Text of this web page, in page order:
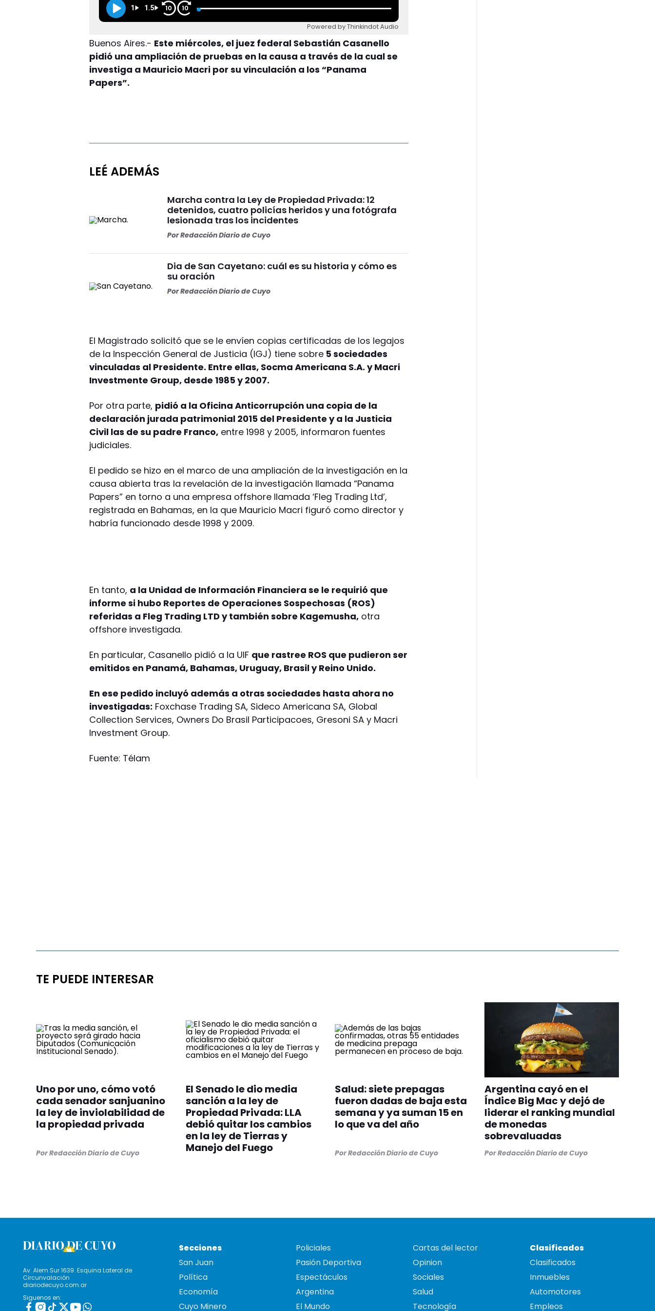
1 1.5 10 10
Powered by Thinkindot Audio
Buenos Aires.- Este miércoles, el juez federal Sebastián Casanello
pidió una ampliación de pruebas en la causa a través de la cual se
investiga a Mauricio Macri por su vinculación a los “Panama
Papers”.
LEÉ ADEMÁS
Marcha contra la Ley de Propiedad Privada: 12
detenidos, cuatro policías heridos y una fotógrafa
lesionada tras los incidentes
PorRedacción Diario de Cuyo
Dia de San Cayetano: cuál es su historia y cómo es
su oración
PorRedacción Diario de Cuyo
El Magistrado solicitó que se le envíen copias certificadas de los legajos
de la Inspección General de Justicia (IGJ) tiene sobre 5 sociedades
vinculadas al Presidente. Entre ellas, Socma Americana S.A. y Macri
Investmente Group, desde 1985 y 2007.
Por otra parte, pidió a la Oficina Anticorrupción una copia de la
declaración jurada patrimonial 2015 del Presidente y a la Justicia
Civil las de su padre Franco, entre 1998 y 2005, informaron fuentes
judiciales.
El pedido se hizo en el marco de una ampliación de la investigación en la
causa abierta tras la revelación de la investigación llamada “Panama
Papers” en torno a una empresa offshore llamada ‘Fleg Trading Ltd’,
registrada en Bahamas, en la que Mauricio Macri figuró como director y
habría funcionado desde 1998 y 2009.
En tanto, a la Unidad de Información Financiera se le requirió que
informe si hubo Reportes de Operaciones Sospechosas (ROS)
referidas a Fleg Trading LTD y también sobre Kagemusha, otra
offshore investigada.
En particular, Casanello pidió a la UIF que rastree ROS que pudieron ser
emitidos en Panamá, Bahamas, Uruguay, Brasil y Reino Unido.
En ese pedido incluyó además a otras sociedades hasta ahora no
investigadas: Foxchase Trading SA, Sideco Americana SA, Global
Collection Services, Owners Do Brasil Participacoes, Gresoni SA y Macri
Investment Group.
Fuente: Télam
TE PUEDE INTERESAR
Uno por uno, cómo votó
cada senador sanjuanino
la ley de inviolabilidad de
la propiedad privada
PorRedacción Diario de Cuyo
El Senado le dio media
sanción a la ley de
Propiedad Privada: LLA
debió quitar los cambios
en la ley de Tierras y
Manejo del Fuego
Salud: siete prepagas
fueron dadas de baja esta
semana y ya suman 15 en
lo que va del año
PorRedacción Diario de Cuyo
Argentina cayó en el
Índice Big Mac y dejó de
liderar el ranking mundial
de monedas
sobrevaluadas
PorRedacción Diario de Cuyo
Av. Alem Sur 1639. Esquina Lateral de
Circunvalación
diariodecuyo.com.ar
Siguenos en:
Secciones
San Juan
Política
Economía
Cuyo Minero
Policiales
Pasión Deportiva
Espectáculos
Argentina
El Mundo
Cartas del lector
Opinion
Sociales
Salud
Tecnología
Clasificados
Clasificados
Inmuebles
Automotores
Empleos